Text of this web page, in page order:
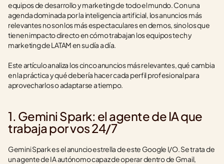
equipos de desarrollo y marketing de todo el mundo. Con una
agenda dominada por la inteligencia artificial, los anuncios más
relevantes no son los más espectaculares en demos, sino los que
tienen impacto directo en cómo trabajan los equipos tech y
marketing de LATAM en su día a día.
Este artículo analiza los cinco anuncios más relevantes, qué cambia
en la práctica y qué debería hacer cada perfil profesional para
aprovecharlos o adaptarse a tiempo.
1. Gemini Spark: el agente de IA que
trabaja por vos 24/7
Gemini Spark es el anuncio estrella de este Google I/O. Se trata de
un agente de IA autónomo capaz de operar dentro de Gmail,